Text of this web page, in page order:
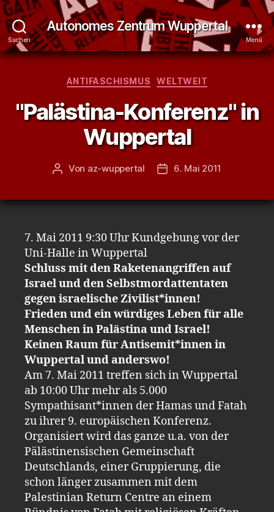
Suchen
Autonomes Zentrum Wuppertal
Menü
Kategorien
ANTIFASCHISMUS WELTWEIT
"Palästina-Konferenz" in
Wuppertal
Beitragsautor
Von az-wuppertal Veröffentlichungsdatum
6. Mai 2011
7. Mai 2011 9:30 Uhr Kundgebung vor der
Uni-Halle in Wuppertal
Schluss mit den Raketenangriffen auf
Israel und den Selbstmordattentaten
gegen israelische Zivilist*innen!
Frieden und ein würdiges Leben für alle
Menschen in Palästina und Israel!
Keinen Raum für Antisemit*innen in
Wuppertal und anderswo!
Am 7. Mai 2011 treffen sich in Wuppertal
ab 10:00 Uhr mehr als 5.000
Sympathisant*innen der Hamas und Fatah
zu ihrer 9. europäischen Konferenz.
Organisiert wird das ganze u.a. von der
Pälästinensischen Gemeinschaft
Deutschlands, einer Gruppierung, die
schon länger zusammen mit dem
Palestinian Return Centre an einem